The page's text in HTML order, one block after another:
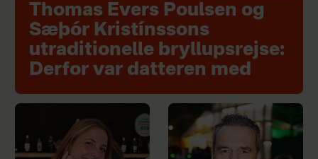
Thomas Evers Poulsen og
Sæþór Kristínssons
utraditionelle bryllupsrejse:
Derfor var datteren med